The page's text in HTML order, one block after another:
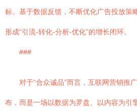
标。基于数据反馈，不断优化广告投放策
形成“引流-转化-分析-优化”的增长闭环。
###
对于“合众诚品”而言，互联网营销推
布，而是一场以数据为罗盘、以内容为引